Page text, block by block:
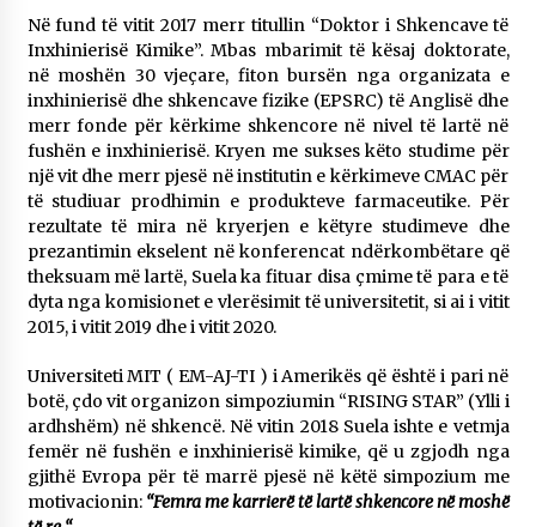
Në fund të vitit 2017 merr titullin “Doktor i Shkencave të
Inxhinierisë Kimike”.​ Mbas mbarimit të kësaj doktorate,
në moshën 30 vjeçare, fiton bursën nga organizata e
inxhinierisë dhe shkencave fizike (EPSRC) të Anglisë dhe​
merr fonde për kërkime shkencore në nivel të lartë në
fushën e inxhinierisë. Kryen me sukses këto studime për
një vit dhe merr pjesë në institutin e kërkimeve CMAC për
të studiuar prodhimin e produkteve farmaceutike. Për
rezultate të mira në kryerjen e këtyre studimeve dhe
prezantimin ekselent në konferencat ndërkombëtare që
theksuam më lartë, Suela ka fituar disa çmime të para e të
dyta nga komisionet e vlerësimit të universitetit, si ai i vitit
2015, i vitit 2019 dhe i vitit 2020.
Universiteti MIT ( EM-AJ-TI ) i Amerikës që është i pari në
botë, çdo vit organizon simpoziumin “RISING STAR” (Ylli i
ardhshëm) në shkencë. Në vitin 2018 Suela ishte e vetmja
femër në fushën e inxhinierisë kimike, që u zgjodh nga
gjithë Evropa për të marrë pjesë në këtë simpozium me
motivacionin: “Femra me karrierë të lartë shkencore në moshë